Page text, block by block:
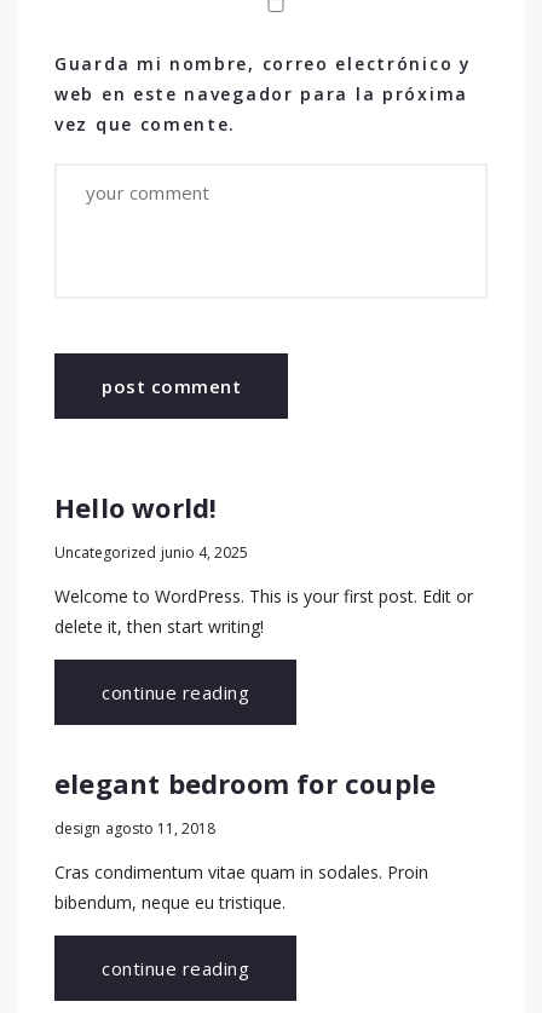
Guarda mi nombre, correo electrónico y
web en este navegador para la próxima
vez que comente.
Hello world!
Uncategorized junio 4, 2025
Welcome to WordPress. This is your first post. Edit or
delete it, then start writing!
continue reading
elegant bedroom for couple
design agosto 11, 2018
Cras condimentum vitae quam in sodales. Proin
bibendum, neque eu tristique.
continue reading